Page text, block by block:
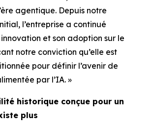
agentique. Depuis notre
l’entreprise a continué
innovation et son adoption sur le
notre conviction qu’elle est
pour définir l’avenir de
par l’IA. »
historique conçue pour un
plus